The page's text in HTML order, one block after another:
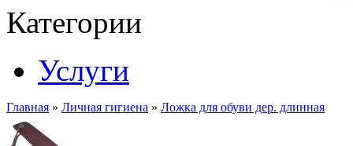
Категории
Услуги
Главная » Личная гигиена » Ложка для обуви дер. длинная